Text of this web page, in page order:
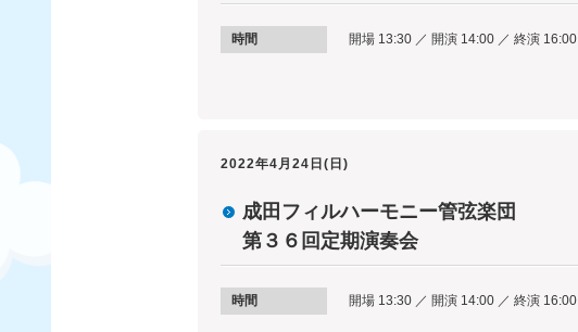
時間 開場 13:30 ／ 開演 14:00 ／ 終演 16:00
2022年4月24日(日)
成田フィルハーモニー管弦楽団
第３６回定期演奏会
時間 開場 13:30 ／ 開演 14:00 ／ 終演 16:00